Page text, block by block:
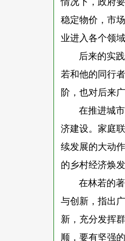
稳定物价，市
业进入各个领
后来的实
若和他的同行
阶，也对后来
在推进城
济建设。家庭
续发展的大动
的乡村经济焕
在林若的
与创新，指出
新，充分发挥
顺，要有坚强